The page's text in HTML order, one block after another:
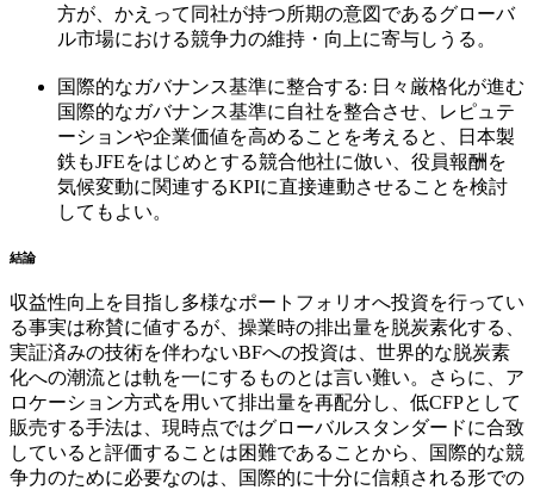
方が、かえって同社が持つ所期の意図であるグローバ
ル市場における競争力の維持・向上に寄与しうる。
国際的なガバナンス基準に整合する: 日々厳格化が進む
国際的なガバナンス基準に自社を整合させ、レピュテ
ーションや企業価値を高めることを考えると、日本製
鉄もJFEをはじめとする競合他社に倣い、役員報酬を
気候変動に関連するKPIに直接連動させることを検討
してもよい。
結論
収益性向上を目指し多様なポートフォリオへ投資を行ってい
る事実は称賛に値するが、操業時の排出量を脱炭素化する、
実証済みの技術を伴わないBFへの投資は、世界的な脱炭素
化への潮流とは軌を一にするものとは言い難い。さらに、ア
ロケーション方式を用いて排出量を再配分し、低CFPとして
販売する手法は、現時点ではグローバルスタンダードに合致
していると評価することは困難であることから、国際的な競
争力のために必要なのは、国際的に十分に信頼される形での